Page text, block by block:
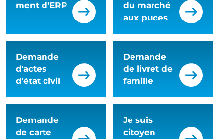
ment d'ERP
du marché
aux puces
Demande
d'actes
d'état civil
Demande
de livret de
famille
Demande
de carte
Je suis
citoyen